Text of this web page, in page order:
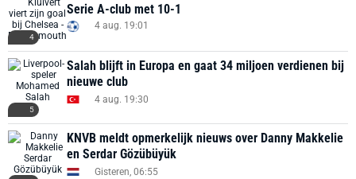
4
Serie A-club met 10-1
4 aug. 19:01
5
Salah blijft in Europa en gaat 34 miljoen verdienen bij
nieuwe club
4 aug. 19:30
KNVB meldt opmerkelijk nieuws over Danny Makkelie
en Serdar Gözübüyük
Gisteren, 06:55